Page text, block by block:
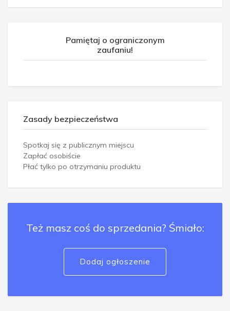
Pamiętaj o ograniczonym
zaufaniu!
Zasady bezpieczeństwa
Spotkaj się z publicznym miejscu
Zapłać osobiście
Płać tylko po otrzymaniu produktu
Też masz coś do sprzedania? Śmiało:
Dodaj ogłoszenie